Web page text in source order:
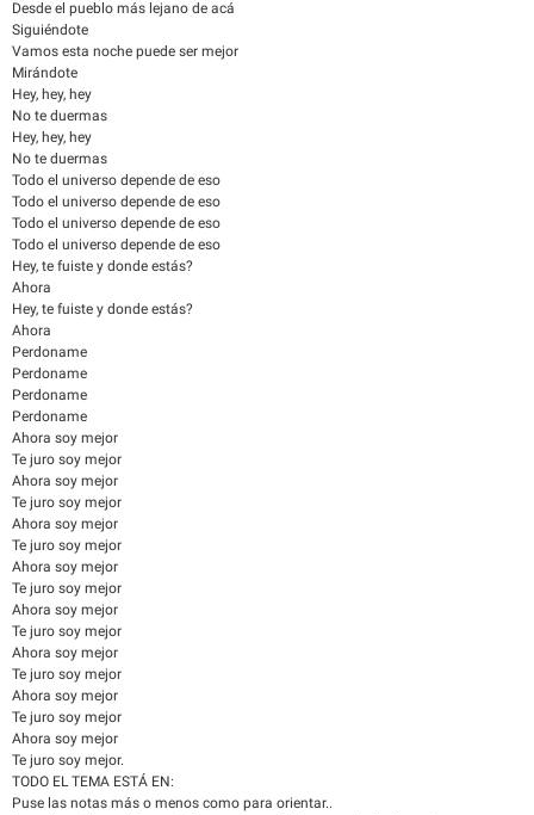
Desde el pueblo más lejano de acá
Siguiéndote
Vamos esta noche puede ser mejor
Mirándote
Hey, hey, hey
No te duermas
Hey, hey, hey
No te duermas
Todo el universo depende de eso
Todo el universo depende de eso
Todo el universo depende de eso
Todo el universo depende de eso
Hey, te fuiste y donde estás?
Ahora
Hey, te fuiste y donde estás?
Ahora
Perdoname
Perdoname
Perdoname
Perdoname
Ahora soy mejor
Te juro soy mejor
Ahora soy mejor
Te juro soy mejor
Ahora soy mejor
Te juro soy mejor
Ahora soy mejor
Te juro soy mejor
Ahora soy mejor
Te juro soy mejor
Ahora soy mejor
Te juro soy mejor
Ahora soy mejor
Te juro soy mejor
Ahora soy mejor
Te juro soy mejor.
TODO EL TEMA ESTÁ EN:
Puse las notas más o menos como para orientar..